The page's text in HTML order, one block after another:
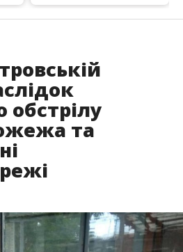
обстрілу
та